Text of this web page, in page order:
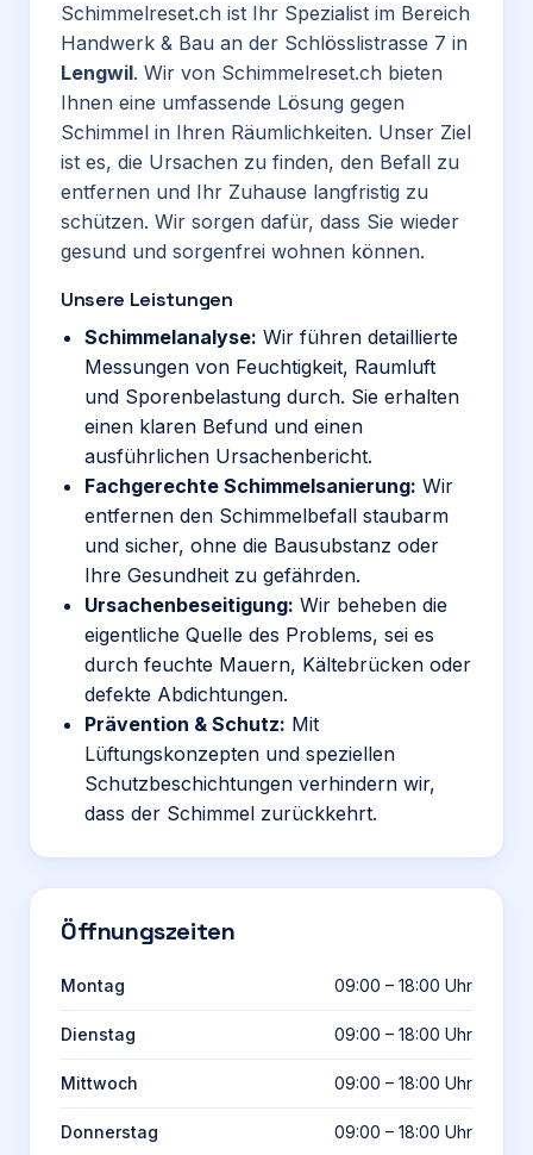
Schimmelreset.ch ist Ihr Spezialist im Bereich
Handwerk & Bau an der Schlösslistrasse 7 in
Lengwil. Wir von Schimmelreset.ch bieten
Ihnen eine umfassende Lösung gegen
Schimmel in Ihren Räumlichkeiten. Unser Ziel
ist es, die Ursachen zu finden, den Befall zu
entfernen und Ihr Zuhause langfristig zu
schützen. Wir sorgen dafür, dass Sie wieder
gesund und sorgenfrei wohnen können.
Unsere Leistungen
Schimmelanalyse: Wir führen detaillierte
Messungen von Feuchtigkeit, Raumluft
und Sporenbelastung durch. Sie erhalten
einen klaren Befund und einen
ausführlichen Ursachenbericht.
Fachgerechte Schimmelsanierung: Wir
entfernen den Schimmelbefall staubarm
und sicher, ohne die Bausubstanz oder
Ihre Gesundheit zu gefährden.
Ursachenbeseitigung: Wir beheben die
eigentliche Quelle des Problems, sei es
durch feuchte Mauern, Kältebrücken oder
defekte Abdichtungen.
Prävention & Schutz: Mit
Lüftungskonzepten und speziellen
Schutzbeschichtungen verhindern wir,
dass der Schimmel zurückkehrt.
Öffnungszeiten
Montag 09:00 – 18:00 Uhr
Dienstag 09:00 – 18:00 Uhr
Mittwoch 09:00 – 18:00 Uhr
Donnerstag 09:00 – 18:00 Uhr